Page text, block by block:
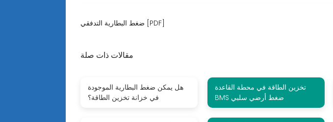
ضغط البطارية التدفقي [PDF]
مقالات ذات صلة
هل يمكن ضغط البطارية الموجودة
في خزانة تخزين الطاقة؟
تخزين الطاقة في محطة القاعدة
BMS ضغط أرضي سلبي